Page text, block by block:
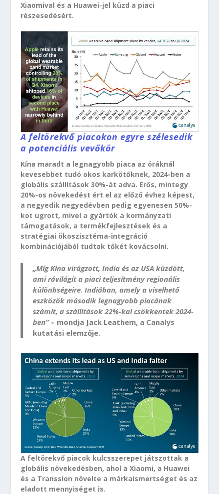
Xiaomival és a Huawei-jel küzd a piaci
részesedésért.
A feltörekvő piacokon egyre szélesedik
a potenciális vevőkör
Kína maradt a legnagyobb piaca az óráknál
kevesebbet tudó okos karkötőknek, 2024-ben a
globális szállítások 30%-át adva. Erős, mintegy
20%-os növekedést ért el az előző évhez képest,
a negyedik negyedévben pedig egyenesen 50%-
kot ugrott, mivel a gyártók a kormányzati
támogatások, a termékfejlesztések és a
stratégiai ökoszisztéma-integráció
kombinációjából tudtak tőkét kovácsolni.
„Míg Kína virágzott, India és az USA küzdött,
ami rávilágít a piaci teljesítmény regionális
különbségeire. Indiában, amely a viselhető
eszközök második legnagyobb piacának
számít, a szállítások 22%-kal csökkentek 2024-
ben” – mondja Jack Leathem, a Canalys
kutatási elemzője.
A feltörekvő piacok kulcsszerepet játszottak a
globális növekedésben, ahol a Xiaomi, a Huawei
és a Transsion növelte a márkaismertséget és az
eladott mennyiséget is.